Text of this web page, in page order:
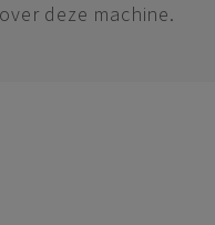
deze machine.